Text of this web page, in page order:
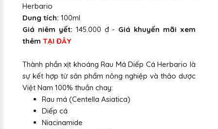
Herbario
Dung tích: 100ml
Giá niêm yết: 145.000 đ - Giá khuyến mãi xem
thêm TẠI ĐÂY
Thành phần xịt khoáng Rau Má Diếp Cá Herbario là
sự kết hợp từ sản phẩm nông nghiệp và thảo dược
Việt Nam 100% thuần chay:
Rau má (Centella Asiatica)
Diếp cá
Niacinamide